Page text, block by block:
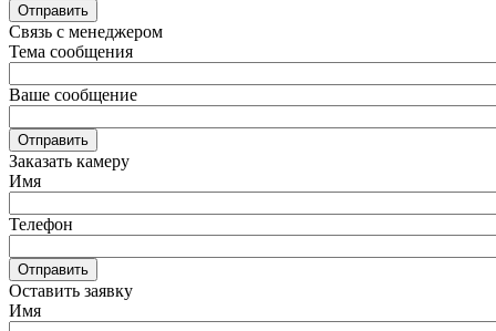
Отправить
Связь с менеджером
Тема сообщения
Ваше сообщение
Отправить
Заказать камеру
Имя
Телефон
Отправить
Оставить заявку
Имя